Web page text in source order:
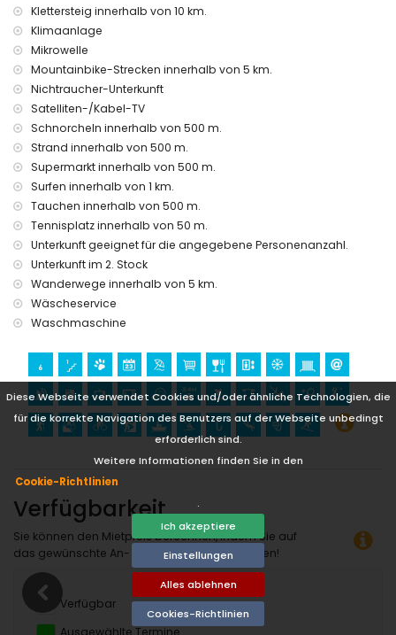
Diese Webseite verwendet Cookies und/oder ähnliche Technologien, die
für die korrekte Navigation des Benutzers auf der Webseite unbedingt
erforderlich sind.
Weitere Informationen finden Sie in den
Cookie-Richtlinien
.
Ich akzeptiere
Einstellungen
Alles ablehnen
Cookies-Richtlinien
Tennis, Kanufahren, Kajakfahren, Angeln, Tauchen,
Schnorcheln und Surfen (innerhalb von 1000 Metern vom
Apartment)
Golf (Club de Golf Javea), Wandern, Mountainbiken und
Radfahren (innerhalb von 5 Kilometern vom Apartment)
Pferdereiten und Klettern (innerhalb von 10 Kilometern vom
Apartment)
Klettersteig innerhalb von 10 km.
Klimaanlage
Mikrowelle
Mountainbike-Strecken innerhalb von 5 km.
Nichtraucher-Unterkunft
Satelliten-/Kabel-TV
Schnorcheln innerhalb von 500 m.
Strand innerhalb von 500 m.
Supermarkt innerhalb von 500 m.
Surfen innerhalb von 1 km.
Tauchen innerhalb von 500 m.
Tennisplatz innerhalb von 50 m.
Unterkunft geeignet für die angegebene Personenanzahl.
Unterkunft im 2. Stock
Wanderwege innerhalb von 5 km.
Wäscheservice
Waschmaschine
Verfügbarkeit
Sie können den Mietpreis berechnen, indem Sie auf
das gewünschte An- und Abreisedatum klicken!
Verfügbar
Ausgewählte Termine